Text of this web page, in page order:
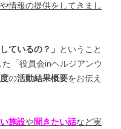
情報の提供をしてきまし
ているの？」 ということ
「役員会inヘルジアンウ
の活動結果概要をお伝え
施設や聞きたい話など実